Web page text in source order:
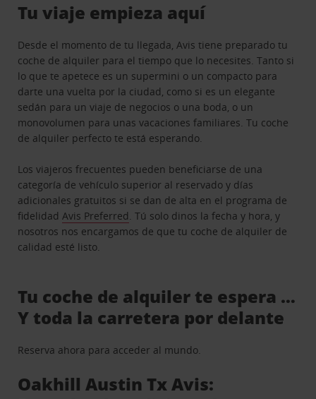
Tu viaje empieza aquí
Desde el momento de tu llegada, Avis tiene preparado tu
coche de alquiler para el tiempo que lo necesites. Tanto si
lo que te apetece es un supermini o un compacto para
darte una vuelta por la ciudad, como si es un elegante
sedán para un viaje de negocios o una boda, o un
monovolumen para unas vacaciones familiares. Tu coche
de alquiler perfecto te está esperando.
Los viajeros frecuentes pueden beneficiarse de una
categoría de vehículo superior al reservado y días
adicionales gratuitos si se dan de alta en el programa de
fidelidadAvis Preferred. Tú solo dinos la fecha y hora, y
nosotros nos encargamos de que tu coche de alquiler de
calidad esté listo.
Tu coche de alquiler te espera …
Y toda la carretera por delante
Reserva ahora para acceder al mundo.
Oakhill Austin Tx Avis: